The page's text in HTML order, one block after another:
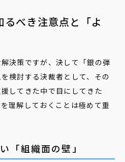
べき注意点と「よ
決策ですが、決して「銀の弾
検討する決裁者として、その
してきた中で目にしてきた
理解しておくことは極めて重
「組織面の壁」